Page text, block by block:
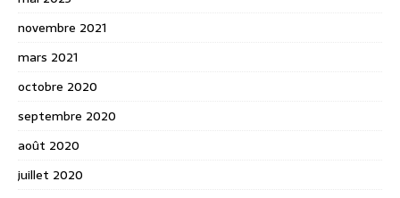
novembre 2021
mars 2021
octobre 2020
septembre 2020
août 2020
juillet 2020